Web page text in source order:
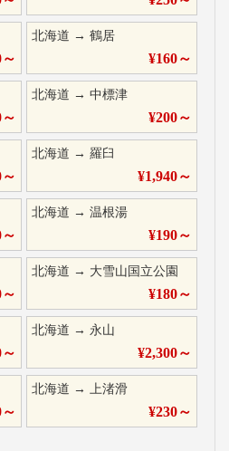
～
北海道 →鶴居
¥160～
～
北海道 →中標津
¥200～
～
北海道 →羅臼
¥1,940～
～
北海道 →温根湯
¥190～
～
北海道 → 大雪山国立公園
¥180～
～
北海道 → 永山
¥2,300～
～
北海道 →上渚滑
¥230～